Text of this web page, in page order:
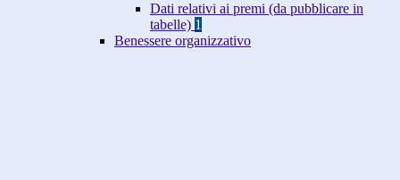
Dati relativi ai premi (da pubblicare in
tabelle) 1
Benessere organizzativo